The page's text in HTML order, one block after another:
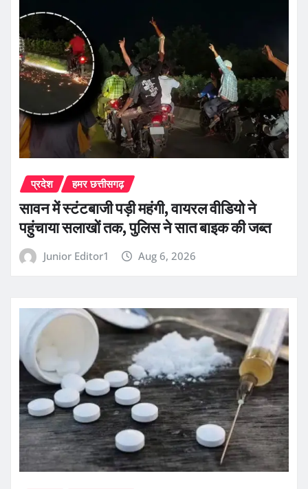
प्रदेश हमर छत्तीसगढ़
सावन में स्टंटबाजी पड़ी महंगी, वायरल वीडियो ने
पहुंचाया सलाखों तक, पुलिस ने सात बाइक की जब्त
Junior Editor1 Aug 6, 2026